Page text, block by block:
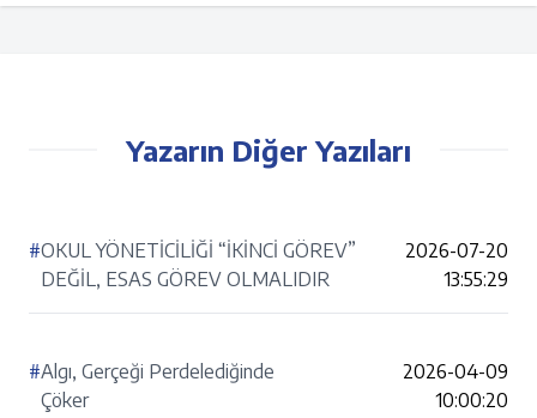
Yazarın Diğer Yazıları
#OKUL YÖNETİCİLİĞİ “İKİNCİ GÖREV”
DEĞİL, ESAS GÖREV OLMALIDIR
2026-07-20
13:55:29
#Algı, Gerçeği Perdelediğinde
Çöker
2026-04-09
10:00:20